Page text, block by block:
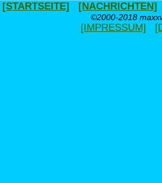
[STARTSEITE] [NACHRICHTEN]
©2000-2018
[IMPRESSUM]